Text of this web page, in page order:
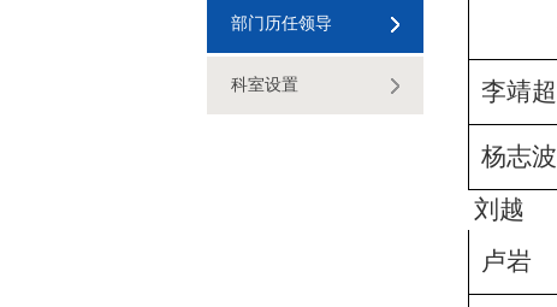
部门历任领导
科室设置 李靖超
杨志波
刘越
卢岩